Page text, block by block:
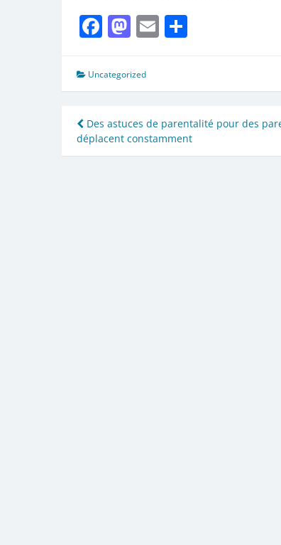
Facebook
Mastodon
Email
Uncategorized
Navigation
de
Des astuces de parentalité pour des
déplacent constamment